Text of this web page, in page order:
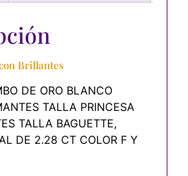
Brillantes
DE ORO BLANCO
TALLA PRINCESA
TALLA BAGUETTE,
DE 2.28 CT COLOR F Y